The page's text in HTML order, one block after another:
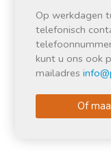
Op werkdagen
telefonisch
kunt u ons ook
mailadres
Of